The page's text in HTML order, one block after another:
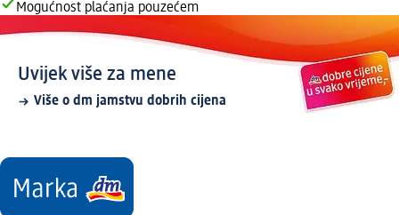
Mogućnost plaćanja pouzećem
Uvijek više za mene
Više o dm jamstvu dobrih cijena